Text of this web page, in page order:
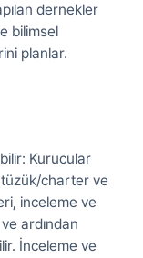
dernekler
bilimsel
planlar.
Kurucular
charter ve
inceleme ve
ardından
İnceleme ve